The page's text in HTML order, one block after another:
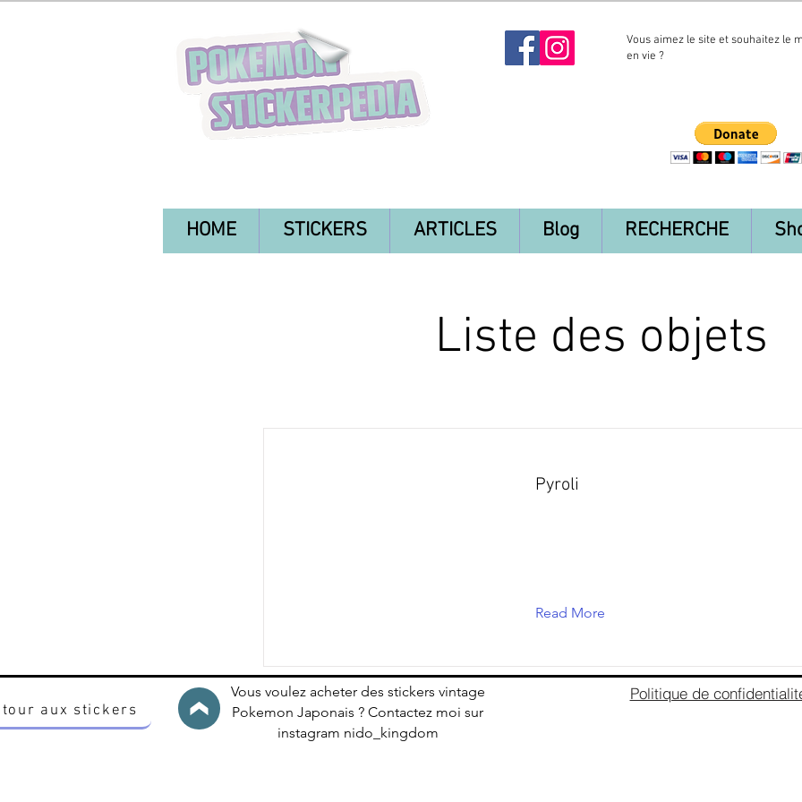
Vous aimez le site et souhaitez le
en vie ?
HOME STICKERS ARTICLES Blog RECHERCHE
Liste des objets
Pyroli
Read More
aux stickers
Vous voulez acheter des stickers vintage
Pokemon Japonais ? Contactez moi sur
instagram nido_kingdom
Politique de